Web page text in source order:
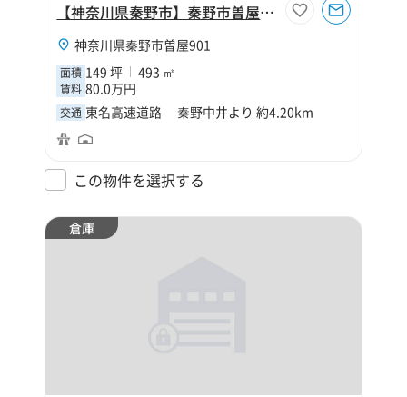
【神奈川県秦野市】秦野市曽屋149坪工場
神奈川県秦野市曽屋901
面積 149 坪 493 ㎡
賃料 80.0万円
交通 東名高速道路 秦野中井より 約4.20km
この物件を選択する
倉庫